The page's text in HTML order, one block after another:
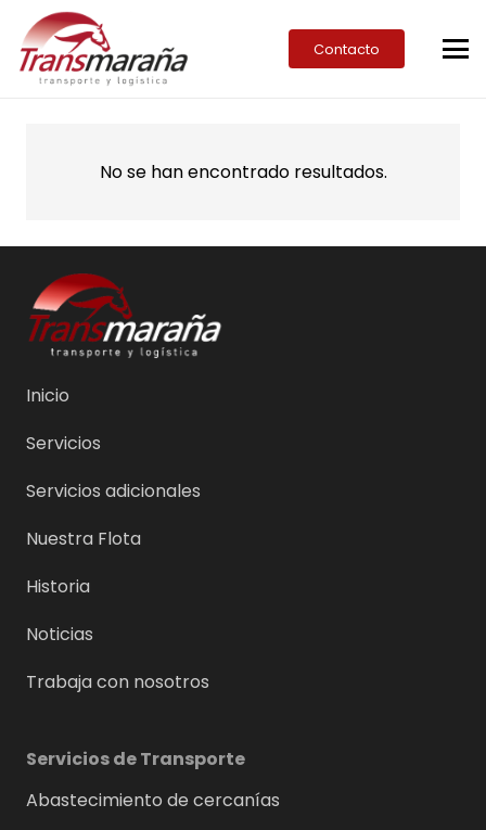
Contacto
No se han encontrado resultados.
Inicio
Servicios
Servicios adicionales
Nuestra Flota
Historia
Noticias
Trabaja con nosotros
Servicios de Transporte
Abastecimiento de cercanías